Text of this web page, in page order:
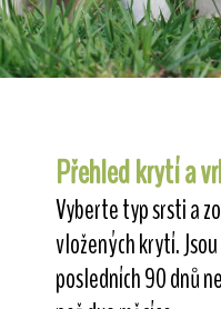
Přehled krytí a
Vyberte typ srsti a
vložených krytí.
posledních 90 dnů